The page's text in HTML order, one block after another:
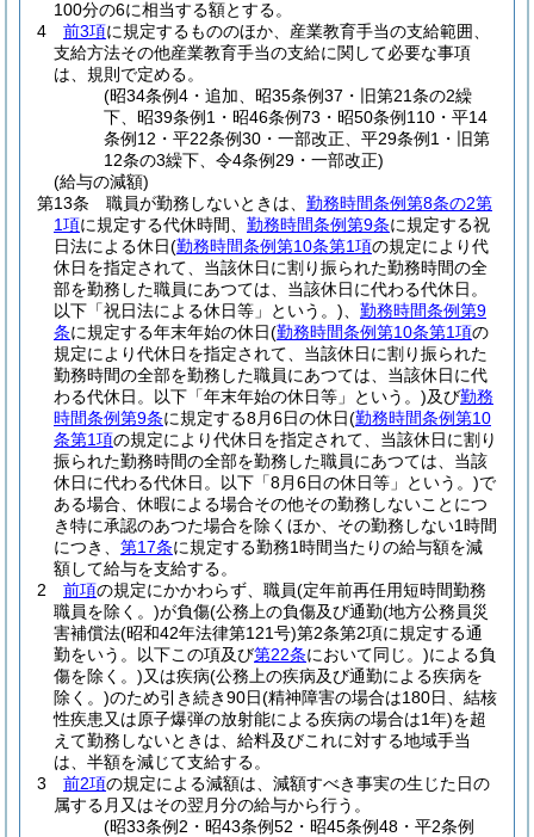
100分の6に相当する額とする。
4
前3項に規定するもののほか、産業教育手当の支給範囲、
支給方法その他産業教育手当の支給に関して必要な事項
は、規則で定める。
(昭34条例4・追加、昭35条例37・旧第21条の2繰
下、昭39条例1・昭46条例73・昭50条例110・平14
条例12・平22条例30・一部改正、平29条例1・旧第
12条の3繰下、令4条例29・一部改正)
(給与の減額)
第13条
職員が勤務しないときは、 勤務時間条例第8条の2第
1項に規定する代休時間、 勤務時間条例第9条に規定する祝
日法による休日(勤務時間条例第10条第1項の規定により代
休日を指定されて、当該休日に割り振られた勤務時間の全
部を勤務した職員にあつては、当該休日に代わる代休日。
以下「祝日法による休日等」という。)
勤務時間条例第9
条に規定する年末年始の休日(勤務時間条例第10条第1項の
規定により代休日を指定されて、当該休日に割り振られた
勤務時間の全部を勤務した職員にあつては、当該休日に代
わる代休日。以下「年末年始の休日等」という。)及び勤務
時間条例第9条に規定する8月6日の休日(勤務時間条例第10
条第1項の規定により代休日を指定されて、当該休日に割り
振られた勤務時間の全部を勤務した職員にあつては、当該
休日に代わる代休日。以下「8月6日の休日等」という。)で
ある場合、休暇による場合その他その勤務しないことにつ
き特に承認のあつた場合を除くほか、その勤務しない1時間
につき、 第17条に規定する勤務1時間当たりの給与額を減
額して給与を支給する。
2
前項の規定にかかわらず、職員(定年前再任用短時間勤務
職員を除く。)が負傷(公務上の負傷及び通勤(地方公務員災
害補償法(昭和42年法律第121号)第2条第2項に規定する通
勤をいう。以下この項及び第22条において同じ。)による負
傷を除く。)又は疾病(公務上の疾病及び通勤による疾病を
除く。)のため引き続き90日(精神障害の場合は180日、結核
性疾患又は原子爆弾の放射能による疾病の場合は1年)を超
えて勤務しないときは、給料及びこれに対する地域手当
は、半額を減じて支給する。
3
前2項の規定による減額は、減額すべき事実の生じた日の
属する月又はその翌月分の給与から行う。
(昭33条例2・昭43条例52・昭45条例48・平2条例